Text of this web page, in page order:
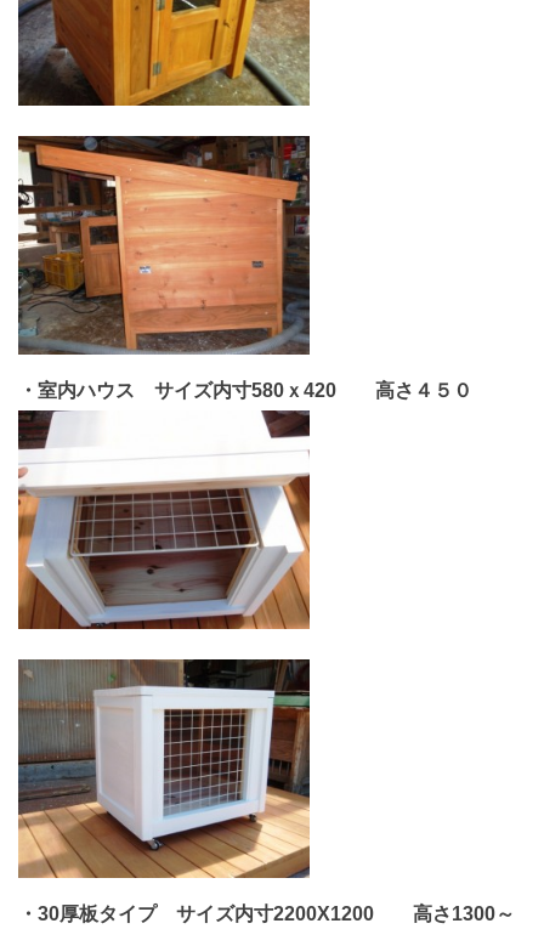
・室内ハウス サイズ内寸580ｘ420 高さ４５０
・30厚板タイプ サイズ内寸2200X1200 高さ1300～